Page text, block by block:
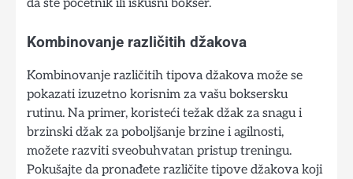
Kombinovanje različitih džakova
Kombinovanje različitih tipova džakova može se
pokazati izuzetno korisnim za vašu boksersku
rutinu. Na primer, koristeći težak džak za snagu i
brzinski džak za poboljšanje brzine i agilnosti,
možete razviti sveobuhvatan pristup treningu.
Pokušajte da pronađete različite tipove džakova koji